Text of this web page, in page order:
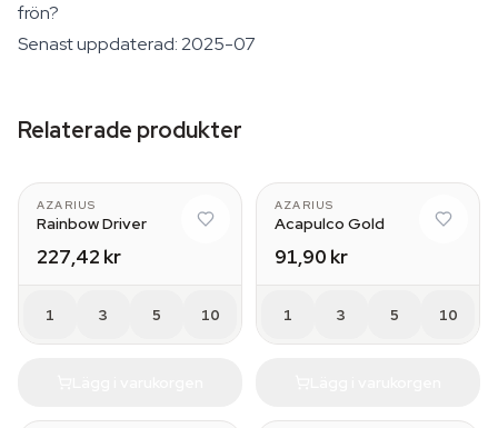
frön?
Senast uppdaterad: 2025-07
Relaterade produkter
AZARIUS
Rainbow Driver
227,42 kr
1 3 5 10
AZARIUS
Acapulco Gold
91,90 kr
1 3 5 10